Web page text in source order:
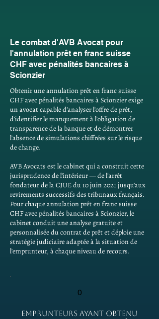
Le combat d'AVB Avocat pour
l'annulation prêt en franc suisse
CHF avec pénalités bancaires à
Scionzier
Obtenir une annulation prêt en franc suisse
CHF avec pénalités bancaires à Scionzier exige
un avocat capable d'analyser l'offre de prêt,
d'identifier le manquement à l'obligation de
transparence de la banque et de démontrer
l'absence de simulations chiffrées sur le risque
de change.
AVB Avocats est le cabinet qui a construit cette
jurisprudence de l'intérieur — de l'arrêt
fondateur de la CJUE du 10 juin 2021 jusqu'aux
revirements successifs des tribunaux français.
Pour chaque annulation prêt en franc suisse
CHF avec pénalités bancaires à Scionzier, le
cabinet conduit une analyse gratuite et
personnalisée du contrat de prêt et déploie une
stratégie judiciaire adaptée à la situation de
l'emprunteur, à chaque niveau de recours.
0
EMPRUNTEURS AYANT OBTENU